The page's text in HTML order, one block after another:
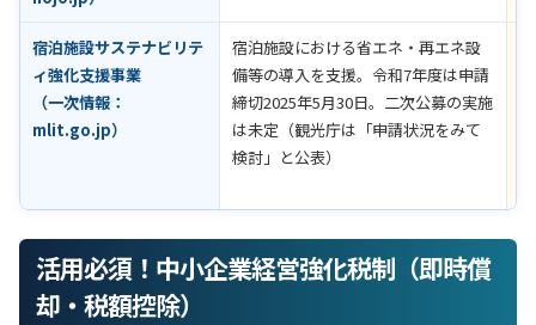
宿泊施設サステナビリテ
ィ強化支援事業
（一次情報：
mlit.go.jp）
宿泊施設における省エネ・再エネ設
備等の導入を支援。令和7年度は申請
締切2025年5月30日。二次公募の実施
は未定（観光庁は「申請状況をみて
検討」と公表）
活用必須！中小企業経営強化税制（即時償
却・税額控除）